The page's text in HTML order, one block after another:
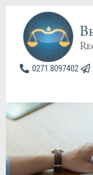
0271 8097402